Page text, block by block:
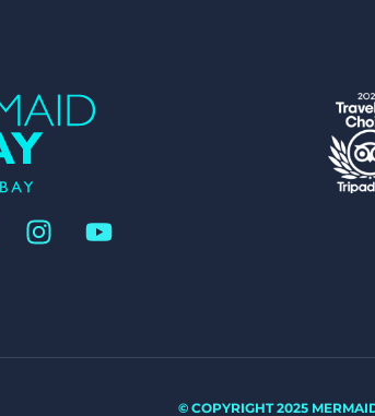
© COPYRIGHT 2025